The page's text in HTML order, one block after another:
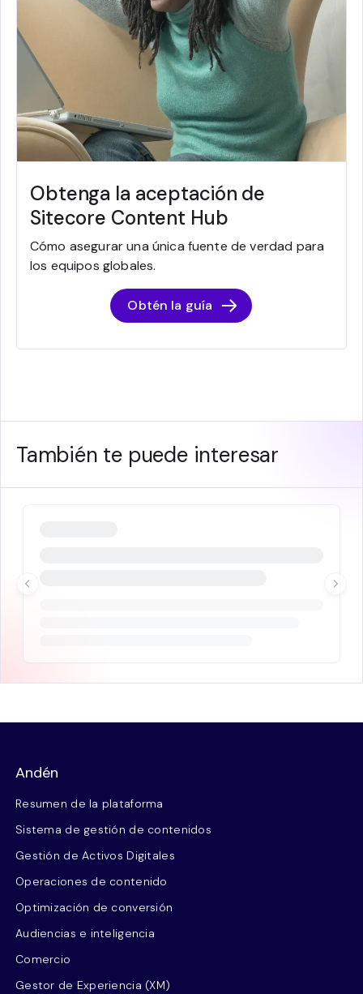
Obtenga la aceptación de
Sitecore Content Hub
Cómo asegurar una única fuente de verdad para
los equipos globales.
Obtén la guía
También te puede interesar
Andén
Resumen de la plataforma
Sistema de gestión de contenidos
Gestión de Activos Digitales
Operaciones de contenido
Optimización de conversión
Audiencias e inteligencia
Comercio
Gestor de Experiencia (XM)